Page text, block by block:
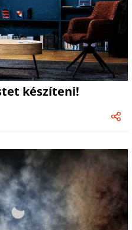
készíteni!